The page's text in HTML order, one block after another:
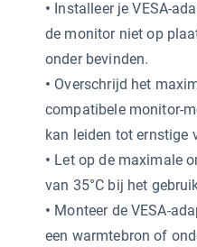
• Installeer je VESA-
de monitor niet op
onder bevinden.
• Overschrijd het
compatibele monitor-
kan leiden tot ernstige
• Let op de maximale
van 35°C bij het
• Monteer de VESA-
een warmtebron of